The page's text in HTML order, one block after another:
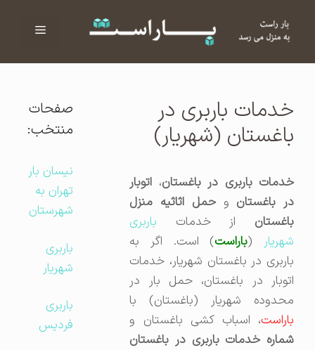
فهرست
خدمات باربری در
باغستان (شهریار)
خدمات باربری در باغستان،اتوبار
در باغستانو حمل اثاثیه منزل
باغستاناز خدماتباربری
شهریار(باراست) است. اگر به
باربری در باغستان شهریار، خدمات
اتوبار در باغستان، حمل بار در
محدوده شهریار (باغستان) با
باراست، اسباب کشی باغستان و
شماره خدمات باربری در باغستان
صفحات
منتخب:
نیسان بار
تهران به
شهرستان
باربری
شهریار
باربری
فردیس